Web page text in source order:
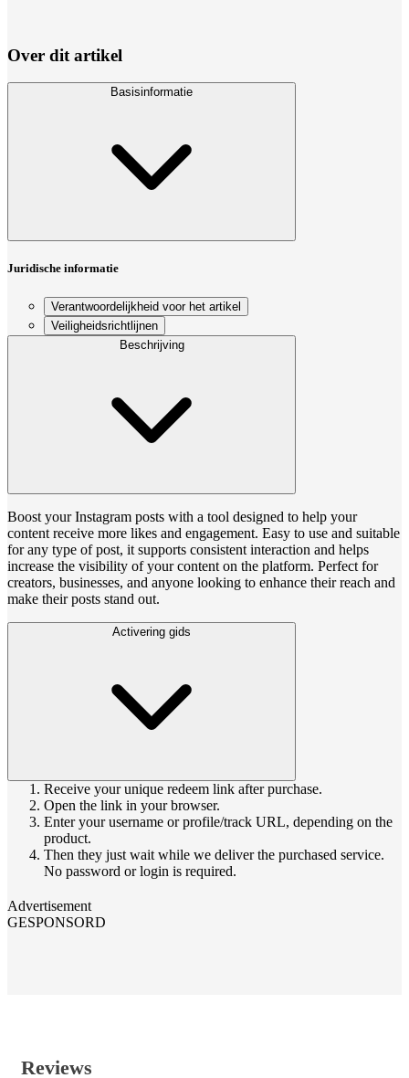
Over dit artikel
Basisinformatie
Juridische informatie
Verantwoordelijkheid voor het artikel
Veiligheidsrichtlijnen
Beschrijving
Boost your Instagram posts with a tool designed to help your
content receive more likes and engagement. Easy to use and suitable
for any type of post, it supports consistent interaction and helps
increase the visibility of your content on the platform. Perfect for
creators, businesses, and anyone looking to enhance their reach and
make their posts stand out.
Activering gids
Receive your unique redeem link after purchase.
Open the link in your browser.
Enter your username or profile/track URL, depending on the
product.
Then they just wait while we deliver the purchased service.
No password or login is required.
Advertisement
GESPONSORD
Reviews